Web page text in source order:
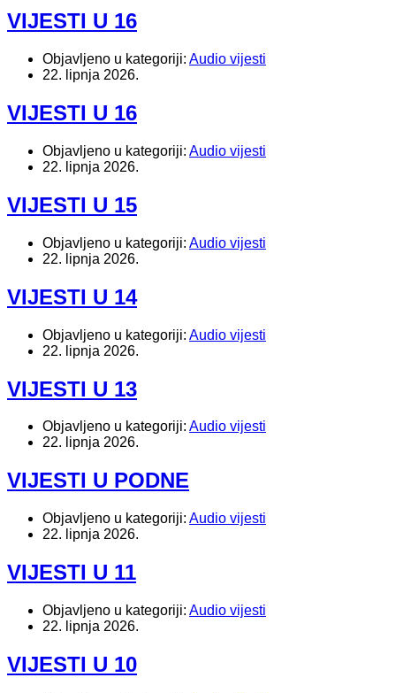
VIJESTI U 16
Objavljeno u kategoriji: Audio vijesti
22. lipnja 2026.
VIJESTI U 16
Objavljeno u kategoriji: Audio vijesti
22. lipnja 2026.
VIJESTI U 15
Objavljeno u kategoriji: Audio vijesti
22. lipnja 2026.
VIJESTI U 14
Objavljeno u kategoriji: Audio vijesti
22. lipnja 2026.
VIJESTI U 13
Objavljeno u kategoriji: Audio vijesti
22. lipnja 2026.
VIJESTI U PODNE
Objavljeno u kategoriji: Audio vijesti
22. lipnja 2026.
VIJESTI U 11
Objavljeno u kategoriji: Audio vijesti
22. lipnja 2026.
VIJESTI U 10